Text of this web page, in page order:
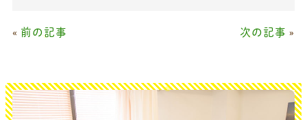
« 前の記事 次の記事 »